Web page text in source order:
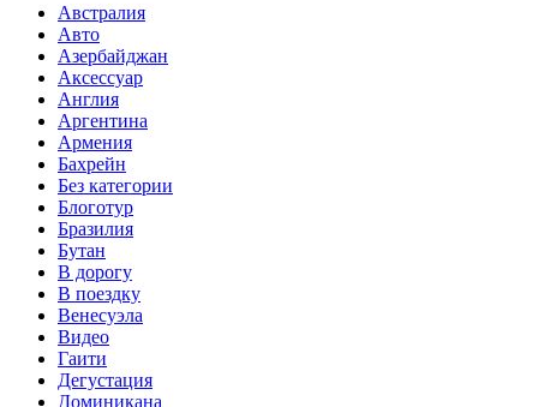
Австралия
Авто
Азербайджан
Аксессуар
Англия
Аргентина
Армения
Бахрейн
Без категории
Блоготур
Бразилия
Бутан
В дорогу
В поездку
Венесуэла
Видео
Гаити
Дегустация
Доминикана